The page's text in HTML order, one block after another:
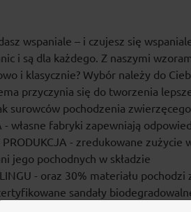
wspaniale – i czujesz się
i są dla każdego. Z naszymi
i klasycznie? Wybór należy do
przyczynia się do tworzenia
surowców pochodzenia zwierzęcego
- własne fabryki zapewniają
PRODUKCJA - zredukowane
jego pochodnych w składzie
- oraz 30% materiału pochodzi
sandały